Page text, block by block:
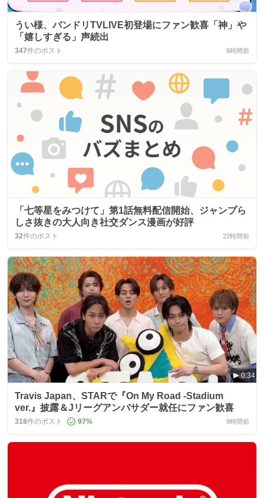
うい様、バンドリTVLIVE初登場にファン歓喜「神」や
「嬉しすぎる」声続出
347件のポスト 6時間前
「七等星をみつけて」第1話無料配信開始、ジャンプら
しさ抜きの大人向き社交ダンス漫画が好評
32件のポスト 22時間前
0:34
Travis Japan、STARで『On My Road -Stadium
ver.』披露＆Jリーグアンバサダー就任にファン歓喜
318件のポスト 97% 9時間前